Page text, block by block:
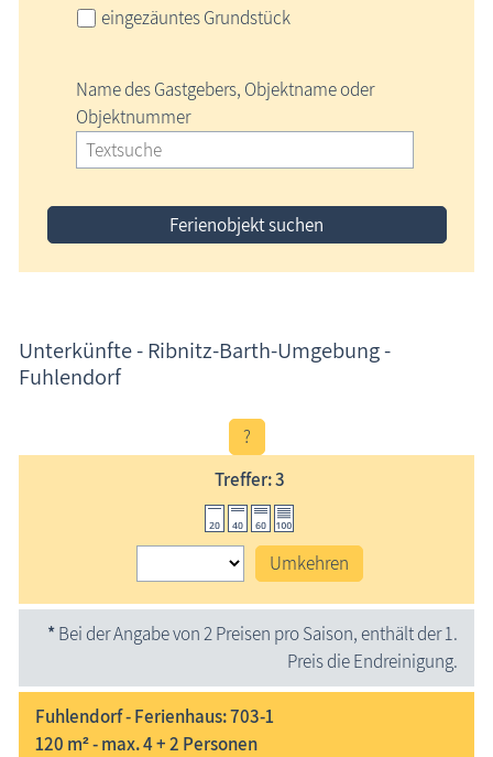
eingezäuntes Grundstück
Name des Gastgebers, Objektname oder
Objektnummer
Ferienobjekt suchen
Unterkünfte - Ribnitz-Barth-Umgebung -
Fuhlendorf
?
Treffer: 3
Umkehren
*Bei der Angabe von 2 Preisen pro Saison, enthält der 1.
Preis die Endreinigung.
Fuhlendorf - Ferienhaus: 703-1
120 m² - max. 4 + 2 Personen